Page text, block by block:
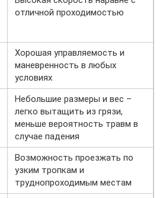
отличной проходимостью
Хорошая управляемость и
маневренность в любых
условиях
Небольшие размеры и вес –
легко вытащить из грязи,
меньше вероятность травм в
случае падения
Возможность проезжать по
узким тропкам и
труднопроходимым местам